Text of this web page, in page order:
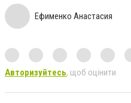
Ефименко Анастасия
Авторизуйтесь, щоб оцінити